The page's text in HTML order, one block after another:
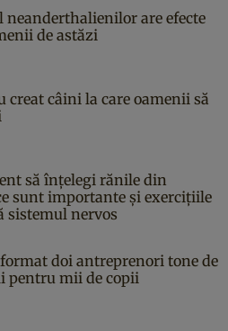
neanderthalienilor are efecte
de astăzi
creat câini la care oamenii să
să înțelegi rănile din
sunt importante și exercițiile
sistemul nervos
doi antreprenori tone de
pentru mii de copii